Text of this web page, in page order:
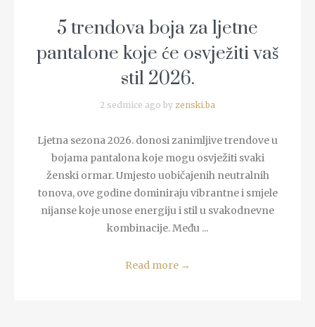
5 trendova boja za ljetne
pantalone koje će osvježiti vaš
stil 2026.
2 sedmice ago by zenski.ba
Ljetna sezona 2026. donosi zanimljive trendove u
bojama pantalona koje mogu osvježiti svaki
ženski ormar. Umjesto uobičajenih neutralnih
tonova, ove godine dominiraju vibrantne i smjele
nijanse koje unose energiju i stil u svakodnevne
kombinacije. Među ...
Read more →